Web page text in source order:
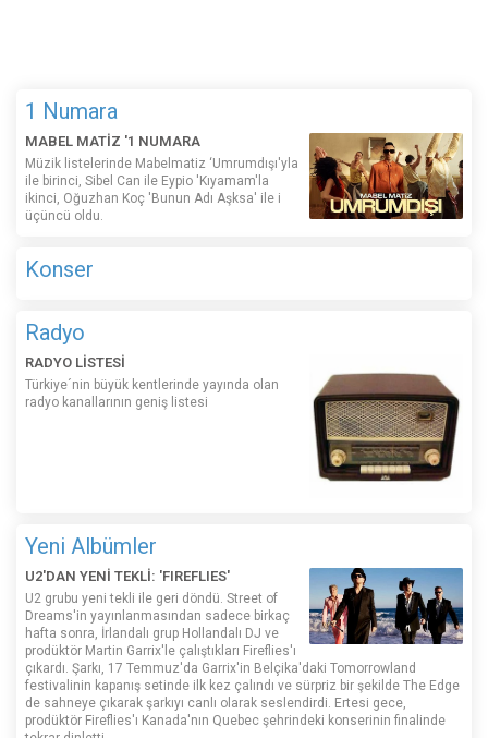
1 Numara
MABEL MATİZ '1 NUMARA
Müzik listelerinde Mabelmatiz ‘Umrumdışı'yla
ile birinci, Sibel Can ile Eypio 'Kıyamam'la
ikinci, Oğuzhan Koç 'Bunun Adı Aşksa' ile i
üçüncü oldu.
Konser
Radyo
RADYO LİSTESİ
Türkiye´nin büyük kentlerinde yayında olan
radyo kanallarının geniş listesi
Yeni Albümler
U2'DAN YENİ TEKLİ: 'FIREFLIES'
U2 grubu yeni tekli ile geri döndü. Street of
Dreams'in yayınlanmasından sadece birkaç
hafta sonra, İrlandalı grup Hollandalı DJ ve
prodüktör Martin Garrix'le çalıştıkları Fireflies'ı
çıkardı. Şarkı, 17 Temmuz'da Garrix'in Belçika'daki Tomorrowland
festivalinin kapanış setinde ilk kez çalındı ​​ve sürpriz bir şekilde The Edge
de sahneye çıkarak şarkıyı canlı olarak seslendirdi. Ertesi gece,
prodüktör Fireflies'ı Kanada'nın Quebec şehrindeki konserinin finalinde